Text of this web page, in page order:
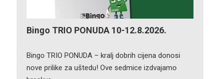
Bingo TRIO PONUDA 10-12.8.2026.
Bingo TRIO PONUDA – kralj dobrih cijena donosi
nove prilike za uštedu! Ove sedmice izdvajamo